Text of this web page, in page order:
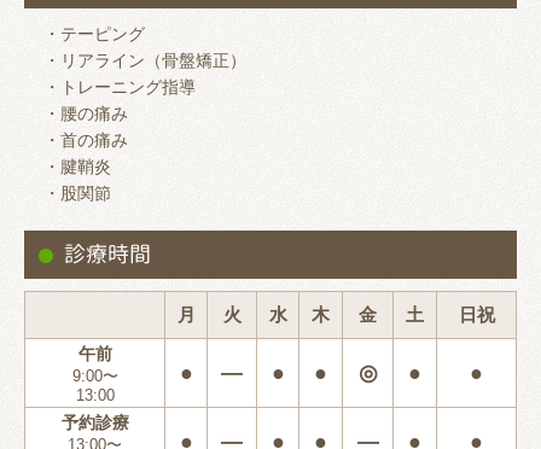
・テーピング
・リアライン（骨盤矯正）
・トレーニング指導
・腰の痛み
・首の痛み
・腱鞘炎
・股関節
診療時間
月 火 水 木 金 土 日祝
午前
9:00〜
13:00
● ― ● ● ◎ ● ●
予約診療
13:00〜
● ― ● ● ― ● ●